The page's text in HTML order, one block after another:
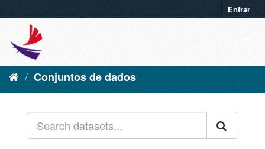
Entrar
Conjuntos de dados